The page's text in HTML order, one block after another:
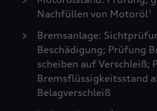
Nachfüllen von Motoröl1
Bremsanlage:
Beschädigung; Prüfung
scheiben auf Verschleiß;
Bremsflüssigkeitsstand
Belagverschleiß